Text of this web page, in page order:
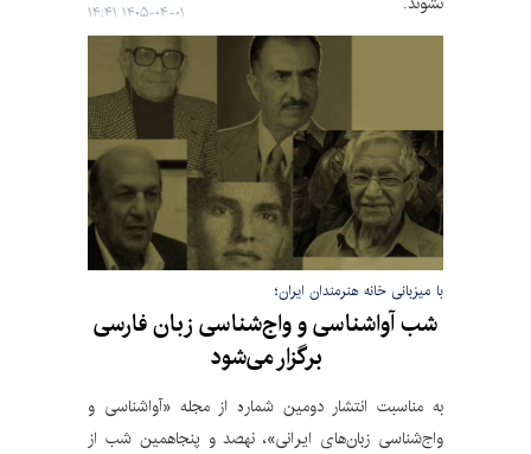
۱۴۰۵-۰۴-۰۱ ۱۴:۴۱
با میزبانی خانه هنرمندان ایران؛
شب آواشناسی و واج‌شناسی زبان‌ فارسی
برگزار می‌شود
به مناسبت انتشار دومین شماره از مجله «آواشناسی و
واج‌شناسی زبان‌های ایرانی»، نهصد و پنجاهمین شب از